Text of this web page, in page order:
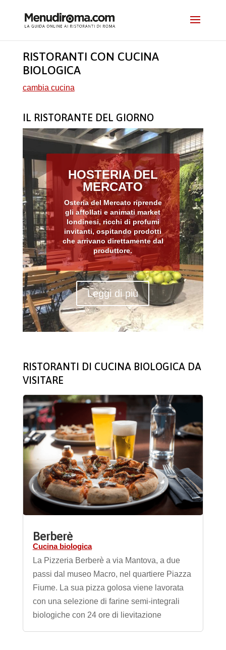
RISTORANTI CON CUCINA
BIOLOGICA
cambia cucina
IL RISTORANTE DEL GIORNO
HOSTERIA DEL
MERCATO
Osteria del Mercato riprende
gli affollati e animati market
londinesi, ricchi di profumi
invitanti, ospitando prodotti
che arrivano direttamente dal
produttore.
Leggi di più
RISTORANTI DI CUCINA BIOLOGICA DA
VISITARE
Berberè
Cucina biologica
La Pizzeria Berberè a via Mantova, a due
passi dal museo Macro, nel quartiere Piazza
Fiume. La sua pizza golosa viene lavorata
con una selezione di farine semi-integrali
biologiche con 24 ore di lievitazione